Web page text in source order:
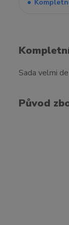
Sada velmi
Původ